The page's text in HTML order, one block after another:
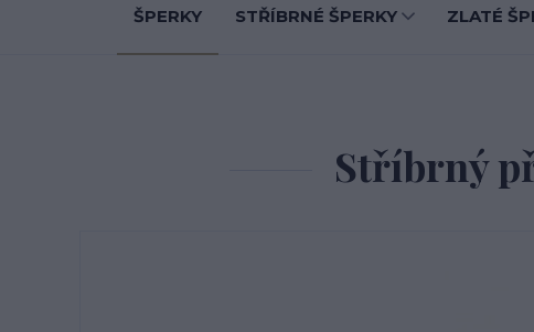
ŠPERKY STŘÍBRNÉ ŠPERKY ZLATÉ
Stříbrný